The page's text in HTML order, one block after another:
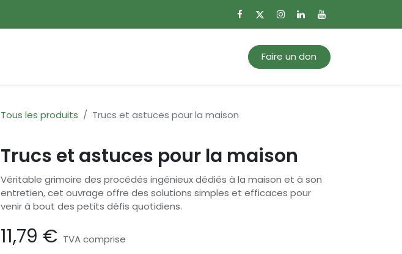
Faire un don
Tous les produits Trucs et astuces pour la maison
Trucs et astuces pour la maison
Véritable grimoire des procédés ingénieux dédiés à la maison et à son
entretien, cet ouvrage offre des solutions simples et efficaces pour
venir à bout des petits défis quotidiens.
11,79 € TVA comprise